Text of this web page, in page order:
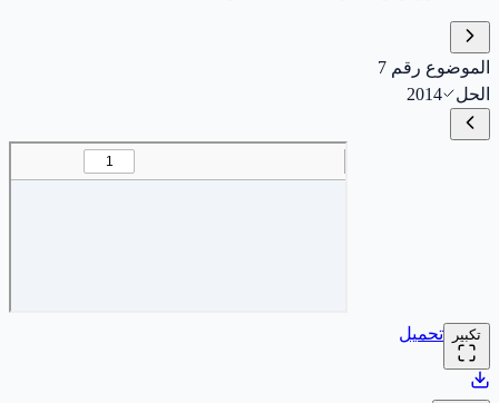
الموضوع رقم 7
الحل
2014
تكبير تحميل